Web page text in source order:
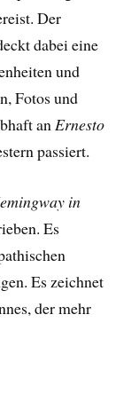
Der
dabei eine
und
Fotos und
anErnesto
passiert.
in
Es
Es zeichnet
der mehr